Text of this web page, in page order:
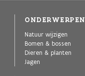
ONDERWERPEN
Natuur wijzigen
Bomen & bossen
Dieren & planten
Jagen